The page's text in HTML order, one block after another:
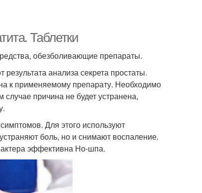
Таблетки
обезболивающие препараты.
анализа секрета простаты.
к применяемому препарату. Необходимо
причина не будет устранена,
Для этого используют
боль, но и снимают воспаление.
эффективна Но-шпа.